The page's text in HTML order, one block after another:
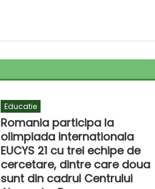
Educatie
Romania participa la
olimpiada internationala
EUCYS 21 cu trei echipe de
cercetare, dintre care doua
sunt din cadrul Centrului